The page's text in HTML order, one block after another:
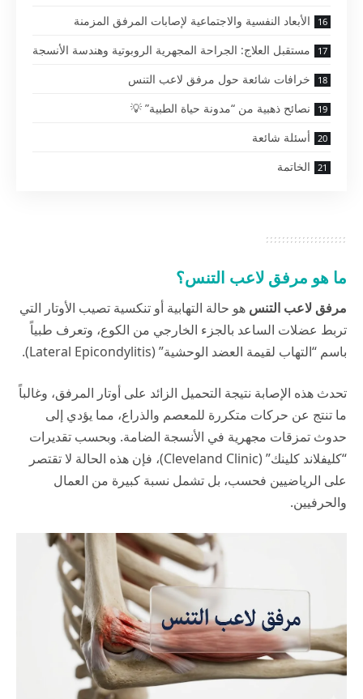
الأبعاد النفسية والاجتماعية لإصابات المرفق المزمنة
مستقبل العلاج: الجراحة المجهرية الروبوتية وهندسة الأنسجة
خرافات شائعة حول مرفق لاعب التنس
نصائح ذهبية من “مدونة حياة الطبية” 💡
أسئلة شائعة
الخاتمة
ما هو مرفق لاعب التنس؟
مرفق لاعب التنس هو حالة التهابية أو تنكسية تصيب الأوتار التي
تربط عضلات الساعد بالجزء الخارجي من الكوع، وتعرف طبياً
باسم “التهاب لقيمة العضد الوحشية” (Lateral Epicondylitis).
تحدث هذه الإصابة نتيجة التحميل الزائد على أوتار المرفق، وغالباً
ما تنتج عن حركات متكررة للمعصم والذراع، مما يؤدي إلى
حدوث تمزقات مجهرية في الأنسجة الضامة. وبحسب تقديرات
“كليفلاند كلينك” (Cleveland Clinic)، فإن هذه الحالة لا تقتصر
على الرياضيين فحسب، بل تشمل نسبة كبيرة من العمال
والحرفيين.